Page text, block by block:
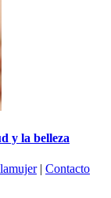
y la belleza
| Contacto